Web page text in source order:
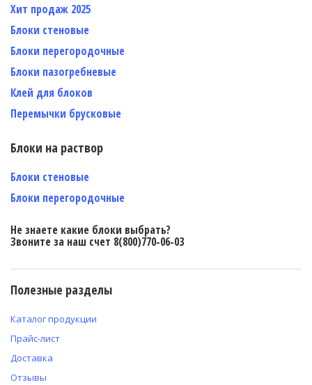
Хит продаж 2025
Блоки стеновые
Блоки перегородочные
Блоки пазогребневые
Клей для блоков
Перемычки брусковые
Блоки на раствор
Блоки стеновые
Блоки перегородочные
Не знаете какие блоки выбрать?
Звоните за наш счет 8(800)770-06-03
Полезные разделы
Каталог продукции
Прайс-лист
Доставка
Отзывы